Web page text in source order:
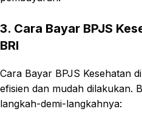
3. Cara Bayar BPJS
BRI
Cara Bayar BPJS Kesehatan
efisien dan mudah dilakukan.
langkah-demi-langkahnya: